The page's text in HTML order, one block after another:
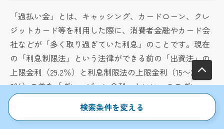
「過払い金」とは、キャッシング、カードローン、クレ
ジットカード等を利用した際に、消費者金融やカード会
社などが「多く取り過ぎていた利息」のことです。現在
の「利息制限法」という法律ができる前の「出資法」の
上限金利（29.2％）と利息制限法の上限金利（15〜2
0％）の差を「グレーゾーン金利」といい、このグレー
ゾーン金利で支払った分が「過払い金」となります。消
費者金融やカード会社に対して「過払い金」の返還を求
検索条件を変える